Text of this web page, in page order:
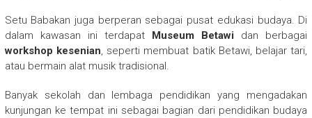
Setu Babakan juga berperan sebagai pusat edukasi budaya. Di
dalam kawasan ini terdapat Museum Betawi dan berbagai
workshop kesenian, seperti membuat batik Betawi, belajar tari,
atau bermain alat musik tradisional.
Banyak sekolah dan lembaga pendidikan yang mengadakan
kunjungan ke tempat ini sebagai bagian dari pendidikan budaya